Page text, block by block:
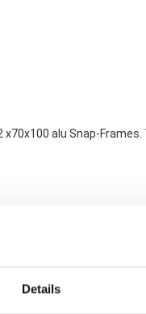
Details
alu Snap-Frames.